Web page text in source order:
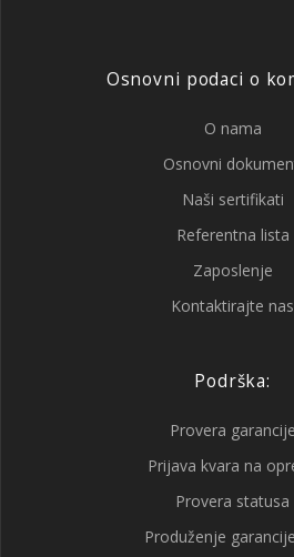
Osnovni podaci o
O nama
Osnovni
Naši sertifikati
Referentna lista
Zaposlenje
Kontaktirajte nas
Podrška:
Provera garancije
Prijava kvara na
Provera statusa
Produženje